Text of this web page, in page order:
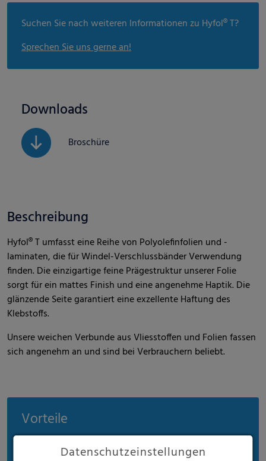
Suchen Sie nach weiteren Informationen zu Hyfol® T?
Sprechen Sie uns gerne an!
Downloads
Broschüre
Beschreibung
Hyfol® T umfasst eine Reihe von Polyolefinfolien und -
laminaten, die für Windel-Verschlussbänder Verwendung
finden. Die einzigartige feine Prägestruktur unserer Folie
sorgt für ein mattes Finish und eine angenehme Haptik. Die
glänzende Seite garantiert eine exzellente Haftung des
Klebstoffs.
Unsere weichen Verbunde aus Vliesstoffen und Folien fassen
sich angenehm an und sind bei Verbrauchern beliebt.
Vorteile
Auf Bestellung hergestelltes Rollenmaterial
Datenschutzeinstellungen